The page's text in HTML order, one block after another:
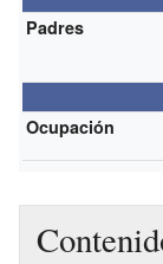
Padres
Ocupación